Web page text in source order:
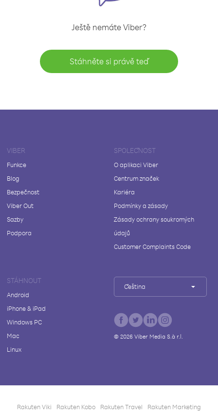
Ještě nemáte Viber?
Stáhněte si právě teď
VIBER
Funkce
Blog
Bezpečnost
Viber Out
Sazby
Podpora
SPOLEČNOST
O aplikaci Viber
Centrum značek
Kariéra
Podmínky a zásady
Zásady ochrany soukromých
údajů
Customer Complaints Code
STÁHNOUT
Android
iPhone & iPad
Windows PC
Mac
Linux
Čeština
© 2026Viber Media S.à r.l.
Rakuten Viki Rakuten Kobo Rakuten Travel Rakuten Marketing